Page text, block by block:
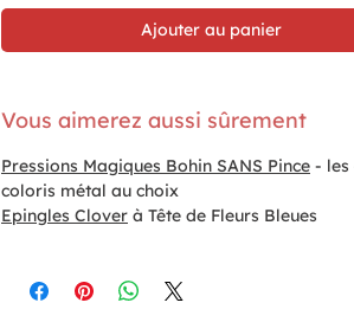
Ajouter au panier
Vous aimerez aussi sûrement
Pressions Magiques Bohin SANS Pince - les
coloris métal au choix
Epingles Clover à Tête de Fleurs Bleues